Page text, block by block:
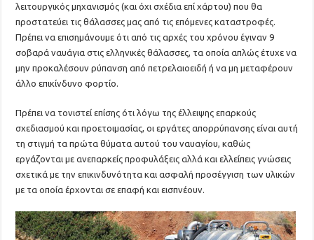
λειτουργικός μηχανισμός (και όχι σχέδια επί χάρτου) που θα
προστατεύει τις θάλασσες μας από τις επόμενες καταστροφές.
Πρέπει να επισημάνουμε ότι από τις αρχές του χρόνου έγιναν 9
σοβαρά ναυάγια στις ελληνικές θάλασσες, τα οποία απλώς έτυχε να
μην προκαλέσουν ρύπανση από πετρελαιοειδή ή να μη μεταφέρουν
άλλο επικίνδυνο φορτίο.
Πρέπει να τονιστεί επίσης ότι λόγω της έλλειψης επαρκούς
σχεδιασμού και προετοιμασίας, οι εργάτες απορρύπανσης είναι αυτή
τη στιγμή τα πρώτα θύματα αυτού του ναυαγίου, καθώς
εργάζονται με ανεπαρκείς προφυλάξεις αλλά και ελλείπεις γνώσεις
σχετικά με την επικινδυνότητα και ασφαλή προσέγγιση των υλικών
με τα οποία έρχονται σε επαφή και εισπνέουν.